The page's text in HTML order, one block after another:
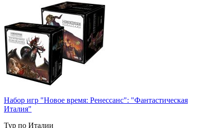
Набор игр "Новое время: Ренессанс": "Фантастическая
Италия"
Тур по Италии